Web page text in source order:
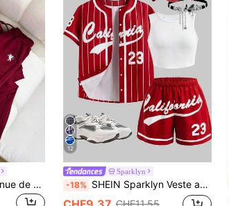
SHEIN 2 pièces/Set Tenue de mode décontractée pour filles, style de rueSweat-shirtat-shirt à col montant avec fermeture éclair, manches longues, coupe ample, et pantalon large à jambes amples. Ensemble de pantalons de sport, convient pour le port quotidien et l'entraînement
12
Sparklyn
-18% SHEIN Sparklyn Veste ample noire à rayures et imprimé lettre rétro pour préadolescentes, débardeur ajusté jaune et shorts jaunes